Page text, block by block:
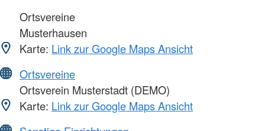
Ortsvereine
Musterhausen
Karte: Link zur Google Maps Ansicht
Ortsvereine
Ortsverein Musterstadt (DEMO)
Karte: Link zur Google Maps Ansicht